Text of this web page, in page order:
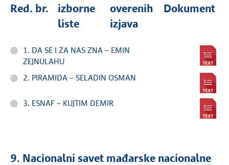
Red. br.
izborne
liste
overenih
izjava
Dokument
1. DA SE I ZA NAS ZNA – EMIN
ZEJNULAHU
2. PIRAMIDA – SELADIN OSMAN
3. ESNAF – KUJTIM DEMIR
9. Nacionalni savet mađarske nacionalne